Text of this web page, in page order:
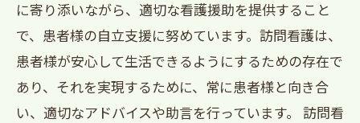
に寄り添いながら、適切な看護援助を提供すること
で、患者様の自立支援に努めています。訪問看護は、
患者様が安心して生活できるようにするための存在で
あり、それを実現するために、常に患者様と向き合
い、適切なアドバイスや助言を行っています。 訪問看